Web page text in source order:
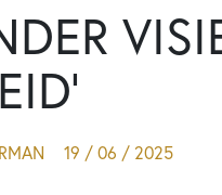
19 / 06 / 2025